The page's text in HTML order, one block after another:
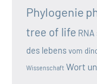
Phylogenie
tree of life RNA
des lebensvom
Wissenschaft Wort